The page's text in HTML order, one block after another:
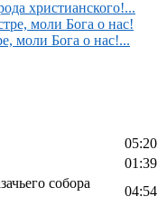
христианского!...
моли Бога о нас!...
05:20
01:39
собора
04:54